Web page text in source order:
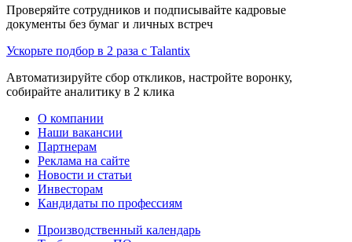
Проверяйте сотрудников и подписывайте кадровые
документы без бумаг и личных встреч
Ускорьте подбор в 2 раза с Talantix
Автоматизируйте сбор откликов, настройте воронку,
собирайте аналитику в 2 клика
О компании
Наши вакансии
Партнерам
Реклама на сайте
Новости и статьи
Инвесторам
Кандидаты по профессиям
Производственный календарь